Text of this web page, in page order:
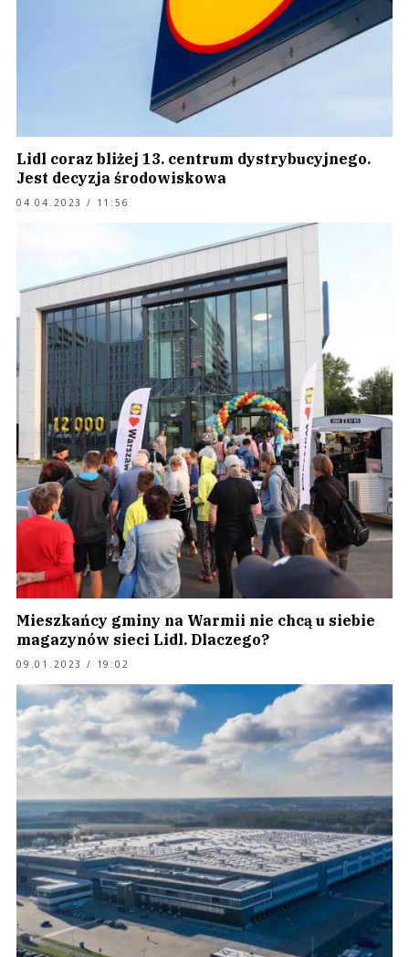
Lidl coraz bliżej 13. centrum dystrybucyjnego.
Jest decyzja środowiskowa
04.04.2023 / 11:56
Mieszkańcy gminy na Warmii nie chcą u siebie
magazynów sieci Lidl. Dlaczego?
09.01.2023 / 19:02